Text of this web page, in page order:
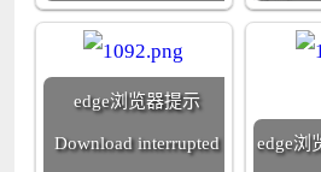
edge浏览器提示
Download interrupted edge浏